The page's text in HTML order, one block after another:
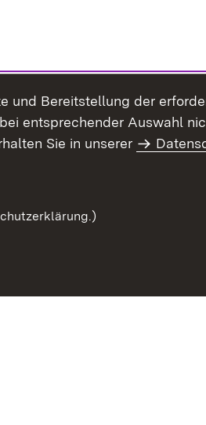
und Bereitstellung der
entsprechender Auswahl
Sie in unserer